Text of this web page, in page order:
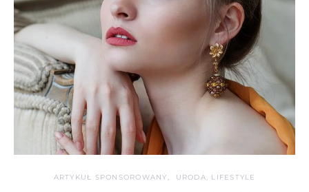
ARTYKUŁ SPONSOROWANY URODA, LIFESTYLE